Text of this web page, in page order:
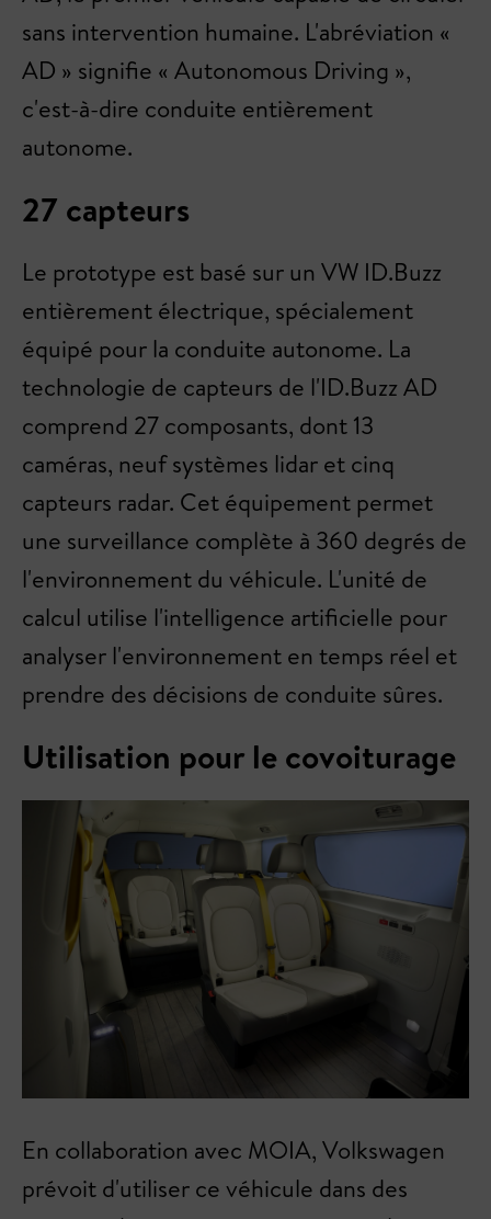
sans intervention humaine. L'abréviation «
AD » signifie « Autonomous Driving »,
c'est-à-dire conduite entièrement
autonome.
27 capteurs
Le prototype est basé sur un VW ID.Buzz
entièrement électrique, spécialement
équipé pour la conduite autonome. La
technologie de capteurs de l'ID.Buzz AD
comprend 27 composants, dont 13
caméras, neuf systèmes lidar et cinq
capteurs radar. Cet équipement permet
une surveillance complète à 360 degrés de
l'environnement du véhicule. L'unité de
calcul utilise l'intelligence artificielle pour
analyser l'environnement en temps réel et
prendre des décisions de conduite sûres.
Utilisation pour le covoiturage
En collaboration avec MOIA, Volkswagen
prévoit d'utiliser ce véhicule dans des